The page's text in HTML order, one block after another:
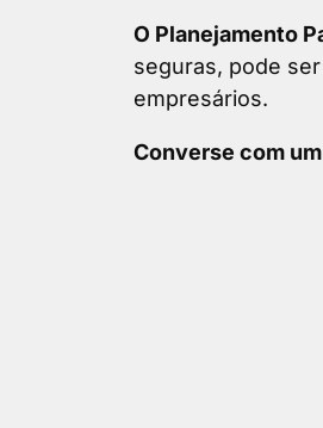
O Planejamento
seguras, pode
empresários.
Converse com